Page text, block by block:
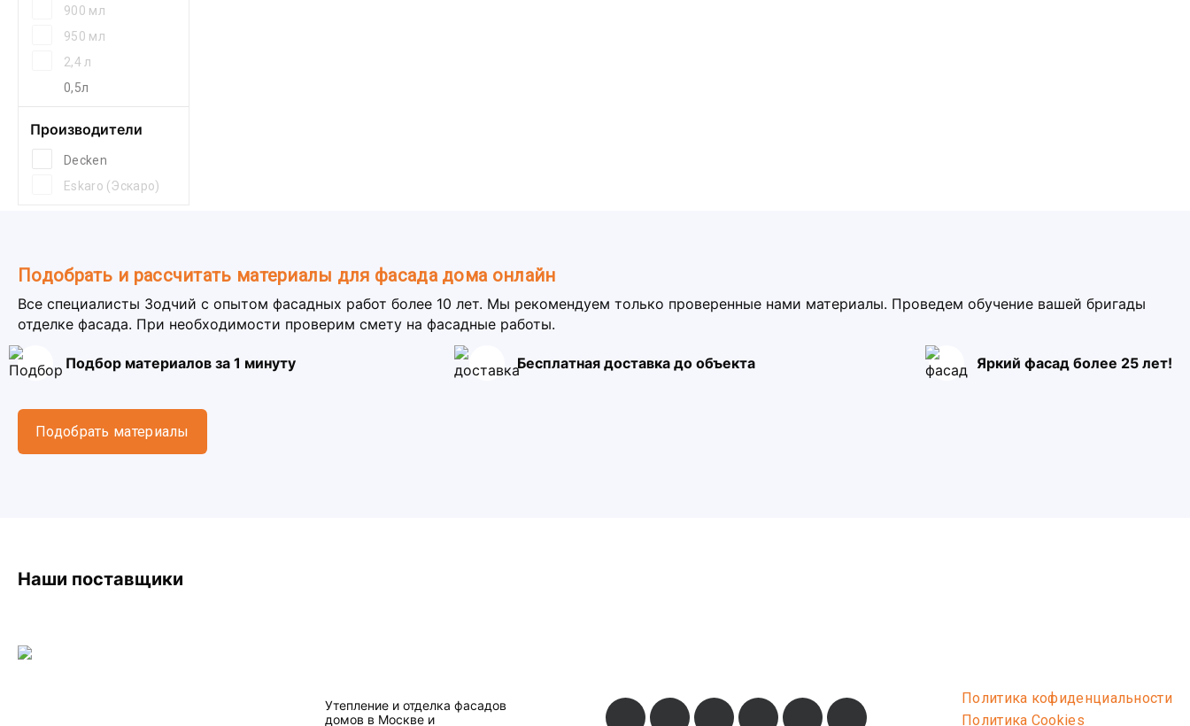
900 мл
950 мл
2,4 л
0,5л
Производители
Decken
Eskaro (Эскаро)
Подобрать и рассчитать материалы для фасада дома онлайн
Все специалисты Зодчий с опытом фасадных работ более 10 лет. Мы рекомендуем только проверенные нами материалы. Проведем обучение вашей бригады
отделке фасада. При необходимости проверим смету на фасадные работы.
Подбор материалов за 1 минуту Бесплатная доставка до объекта Яркий фасад более 25 лет!
Подобрать материалы
Наши поставщики
Утепление и отделка фасадов
домов в Москве и
Политика кофиденциальности
Политика Cookies